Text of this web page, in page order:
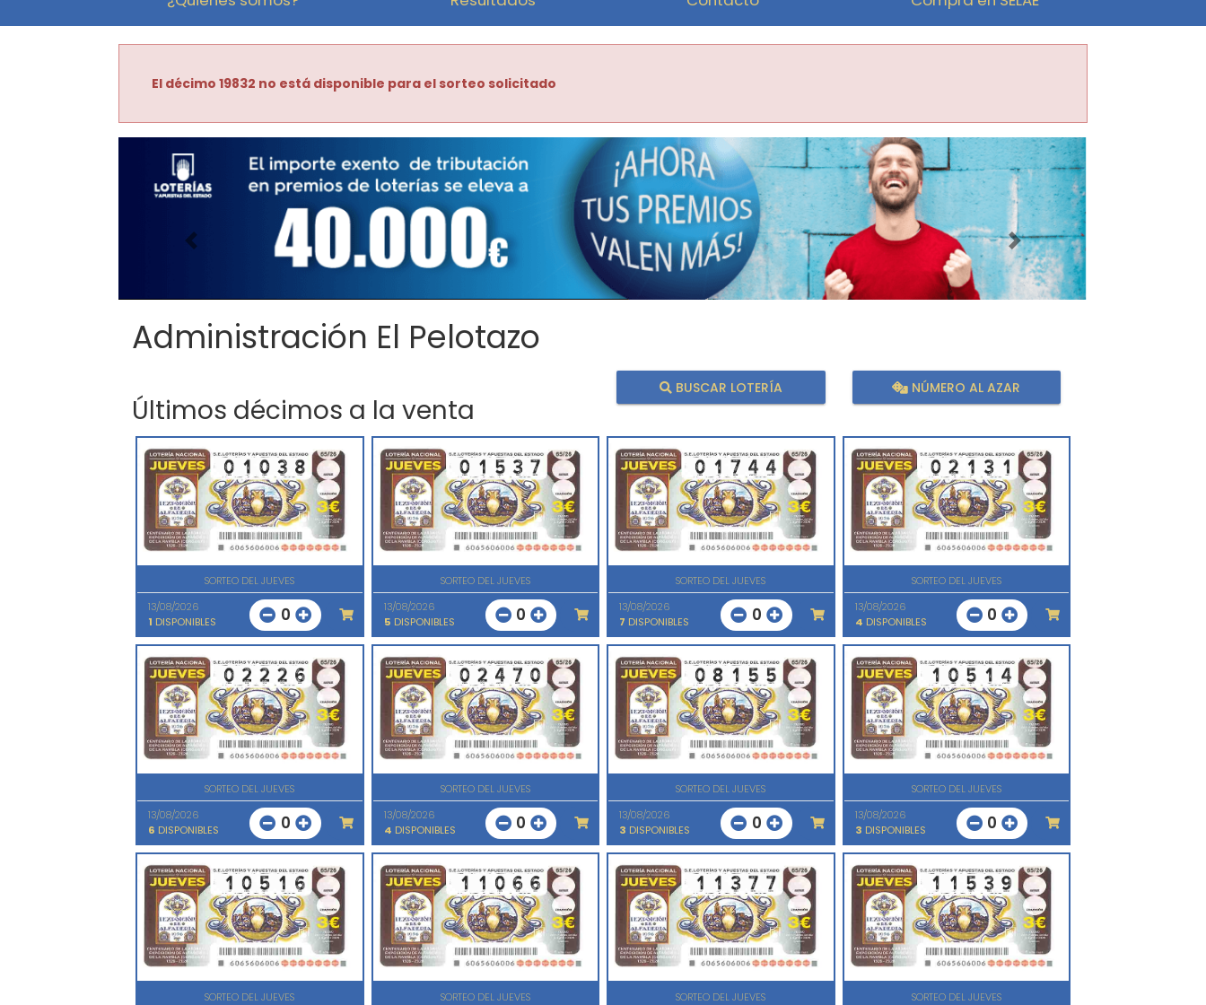
El décimo 19832 no está disponible para el sorteo solicitado
Imagen anterior Imagen siguiente
Administración El Pelotazo
Últimos décimos a la venta
BUSCAR LOTERÍA NÚMERO AL AZAR
SORTEO DEL JUEVES
13/08/2026
1 DISPONIBLES 0
SORTEO DEL JUEVES
13/08/2026
5 DISPONIBLES 0
SORTEO DEL JUEVES
13/08/2026
7 DISPONIBLES 0
SORTEO DEL JUEVES
13/08/2026
4 DISPONIBLES 0
SORTEO DEL JUEVES
13/08/2026
6 DISPONIBLES 0
SORTEO DEL JUEVES
13/08/2026
4 DISPONIBLES 0
SORTEO DEL JUEVES
13/08/2026
3 DISPONIBLES 0
SORTEO DEL JUEVES
13/08/2026
3 DISPONIBLES 0
SORTEO DEL JUEVES
SORTEO DEL JUEVES
SORTEO DEL JUEVES
SORTEO DEL JUEVES